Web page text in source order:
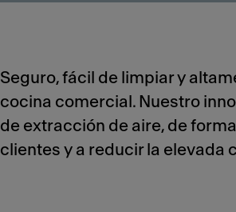
Seguro, fácil de limpiar y
cocina comercial. Nuestro
de extracción de aire, de
clientes y a reducir la elevada